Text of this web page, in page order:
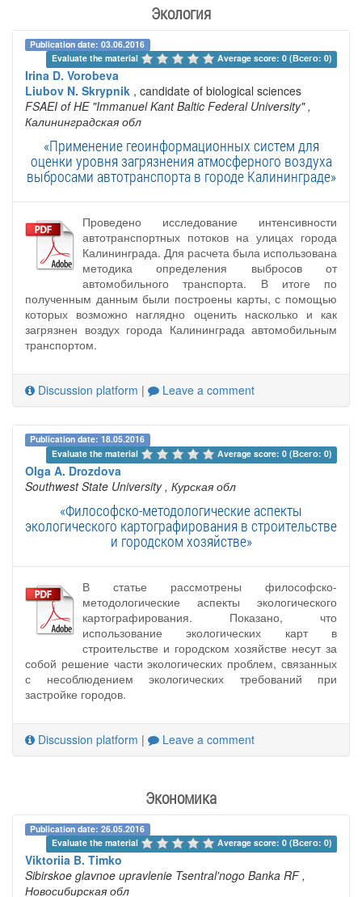
Экология
Publication date: 03.06.2016
Evaluate the material
Average score: 0 (Всего: 0)
Irina D. Vorobeva
Liubov N. Skrypnik , candidate of biological sciences
FSAEI of HE "Immanuel Kant Baltic Federal University" ,
Калининградская обл
«Применение геоинформационных систем для
оценки уровня загрязнения атмосферного воздуха
выбросами автотранспорта в городе Калининграде»
Проведено исследование интенсивности
автотранспортных потоков на улицах города
Калининграда. Для расчета была использована
методика определения выбросов от
автомобильного транспорта. В итоге по
полученным данным были построены карты, с помощью
которых возможно наглядно оценить насколько и как
загрязнен воздух города Калининграда автомобильным
транспортом.
Discussion platform | Leave a comment
Publication date: 18.05.2016
Evaluate the material
Average score: 0 (Всего: 0)
Olga A. Drozdova
Southwest State University , Курская обл
«Философско-методологические аспекты
экологического картографирования в строительстве
и городском хозяйстве»
В статье рассмотрены философско-
методологические аспекты экологического
картографирования. Показано, что
использование экологических карт в
строительстве и городском хозяйстве несут за
собой решение части экологических проблем, связанных
с несоблюдением экологических требований при
застройке городов.
Discussion platform | Leave a comment
Экономика
Publication date: 26.05.2016
Evaluate the material
Average score: 0 (Всего: 0)
Viktoriia B. Timko
Sibirskoe glavnoe upravlenie Tsentral'nogo Banka RF ,
Новосибирская обл